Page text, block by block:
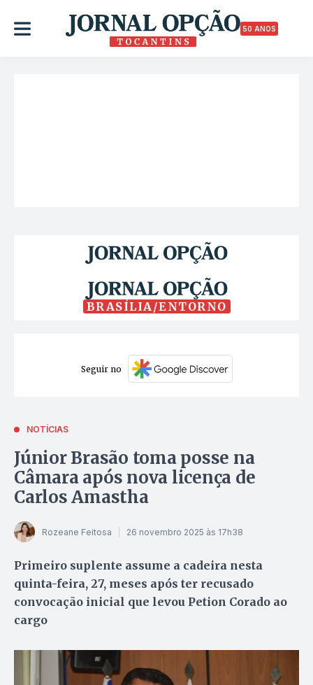
50 ANOS
BRASÍLIA/ENTORNO
Seguir no
NOTÍCIAS
Júnior Brasão toma posse na
Câmara após nova licença de
Carlos Amastha
Rozeane Feitosa 26 novembro 2025 às 17h38
Primeiro suplente assume a cadeira nesta
quinta-feira, 27, meses após ter recusado
convocação inicial que levou Petion Corado ao
cargo